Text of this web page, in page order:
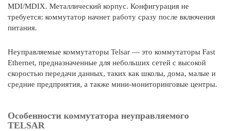
MDI/MDIX. Металлический корпус. Конфигурация не
требуется: коммутатор начнет работу сразу после включения
питания.
Неуправляемые коммутаторы Telsar — это коммутаторы Fast
Ethernet, предназначенные для небольших сетей с высокой
скоростью передачи данных, таких как школы, дома, малые и
средние предприятия, а также мини-мониторинговые центры.
Особенности коммутатора неуправляемого
TELSAR